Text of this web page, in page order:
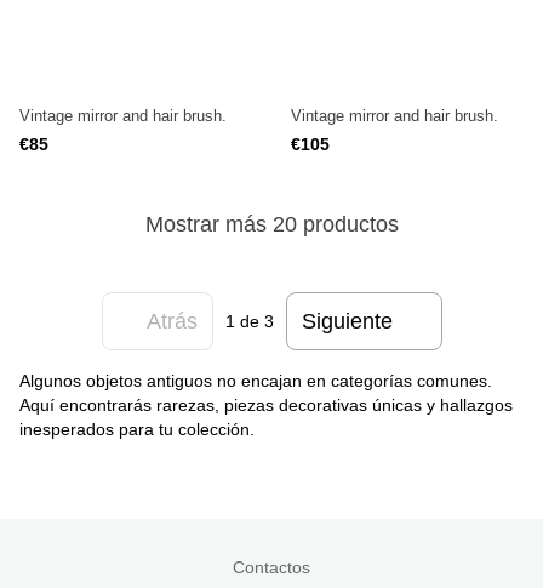
Vintage mirror and hair brush.
€85
Vintage mirror and hair brush.
€105
Mostrar más 20 productos
Atrás 1 de 3 Siguiente
Algunos objetos antiguos no encajan en categorías comunes.
Aquí encontrarás rarezas, piezas decorativas únicas y hallazgos
inesperados para tu colección.
Contactos